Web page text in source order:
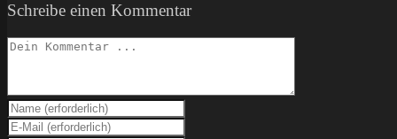
Schreibe einen Kommentar
Kommentieren
Gib
deinen
Gib